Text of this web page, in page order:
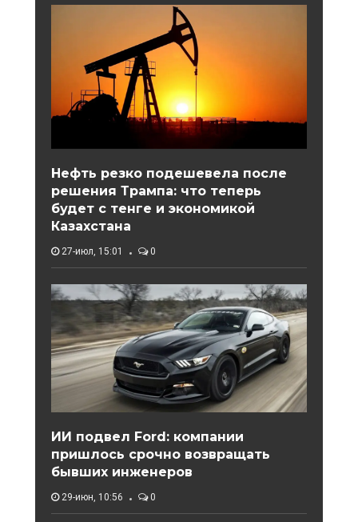
Нефть резко подешевела после
решения Трампа: что теперь
будет с тенге и экономикой
Казахстана
27-июл, 15:01 0
ИИ подвел Ford: компании
пришлось срочно возвращать
бывших инженеров
29-июн, 10:56 0